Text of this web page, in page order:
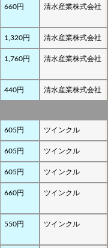
660円 清水産業株式会社
1,320円 清水産業株式会社
1,760円 清水産業株式会社
440円 清水産業株式会社
605円 ツインクル
605円 ツインクル
605円 ツインクル
660円 ツインクル
550円 ツインクル